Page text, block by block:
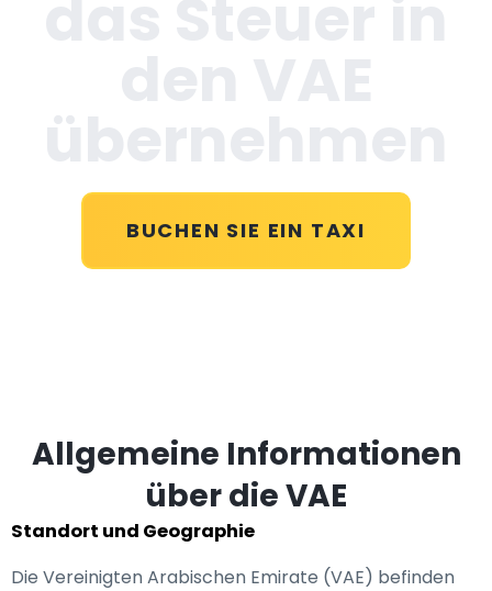
BUCHEN SIE EIN TAXI
Allgemeine Informationen
über die VAE
Standort und Geographie
Die Vereinigten Arabischen Emirate (VAE) befinden